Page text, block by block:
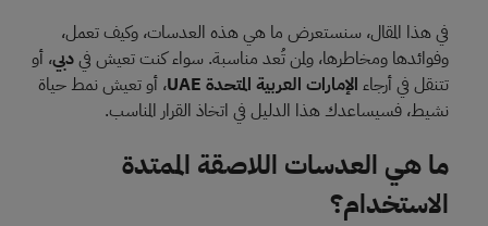
في هذا المقال، سنستعرض ما هي هذه العدسات، وكيف تعمل،
وفوائدها ومخاطرها، ولمن تُعد مناسبة. سواء كنت تعيش فيدبي، أو
تتنقل في أرجاء الإمارات العربية المتحدة UAE
، أو تعيش نمط حياة
نشيط، فسيساعدك هذا الدليل في اتخاذ القرار المناسب.
ما هي العدسات اللاصقة الممتدة
الاستخدام؟